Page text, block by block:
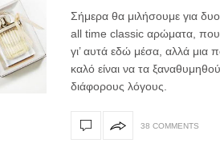
Σήμερα θα μιλήσουμε για
all time classic αρώματα, που
γι’ αυτά εδώ μέσα, αλλά μια
καλό είναι να τα
διάφορους λόγους.
38 COMMENTS